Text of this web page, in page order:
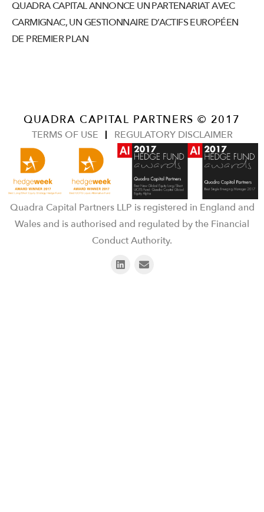
QUADRA CAPITAL ANNONCE UN PARTENARIAT AVEC
CARMIGNAC, UN GESTIONNAIRE D’ACTIFS EUROPÉEN
DE PREMIER PLAN
QUADRA CAPITAL PARTNERS © 2017
TERMS OF USE REGULATORY DISCLAIMER
Quadra Capital Partners LLP is registered in England and
Wales and is authorised and regulated by the Financial
Conduct Authority.